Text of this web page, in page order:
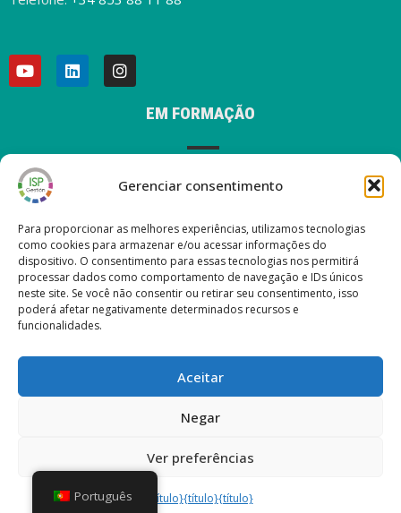
Gerenciar consentimento
Para proporcionar as melhores experiências, utilizamos tecnologias
como cookies para armazenar e/ou acessar informações do
dispositivo. O consentimento para essas tecnologias nos permitirá
processar dados como comportamento de navegação e IDs únicos
neste site. Se você não consentir ou retirar seu consentimento, isso
poderá afetar negativamente determinados recursos e
funcionalidades.
Aceitar
Negar
Ver preferências
{título}{título}{título}
EM FORMAÇÃO
ÚLTIMAS POSTAGENS EM NOSSO BLOG
Nueva versión ISP Gestión 6.01
Nueva versión ISP Gestión 6.0
Nova versão ISP Management 5.13
Português